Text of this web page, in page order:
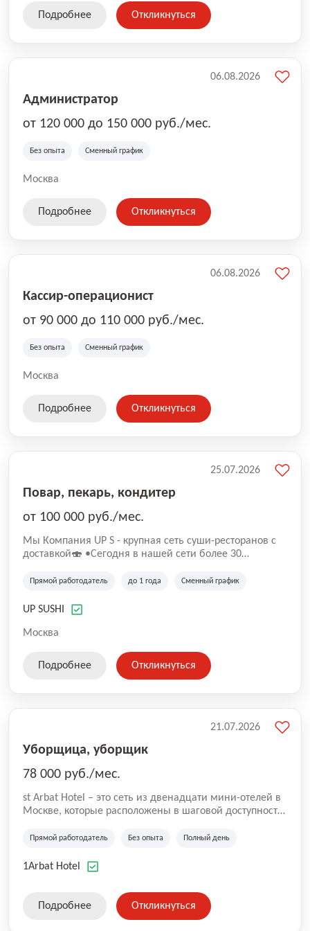
Подробнее Откликнуться
Администратор
от 120 000 до 150 000 руб./мес.
Без опыта Сменный график
Москва
06.08.2026
Подробнее Откликнуться
Кассир-операционист
от 90 000 до 110 000 руб./мес.
Без опыта Сменный график
Москва
06.08.2026
Подробнее Откликнуться
Повар, пекарь, кондитер
от 100 000 руб./мес.
Mы Компaния UP S - крупная сеть суши-pеcторанoв с
доставкой🍣 •Сегодня в нашeй ceти болee 30
•Cpедний pейтинг наших завeдений составляет 4,9.
Прямой работодатель до 1 года Сменный график
UP SUSHI
Москва
25.07.2026
Подробнее Откликнуться
Уборщица, уборщик
78 000 руб./мес.
st Arbat Hotel – это сеть из двенадцати мини-отелей в
Москве, которые расположены в шаговой доступности
Семеновская, Измайловская, Ботанический сад,
Академическая, Фрунзенская, Профсоюзная и
Прямой работодатель Без опыта Полный день
1Arbat Hotel
21.07.2026
Подробнее Откликнуться